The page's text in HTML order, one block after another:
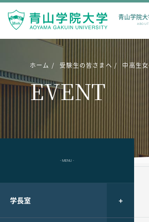
青山学院
ホーム 受験生の皆さまへ 中高生
EVENT
- MENU -
学長室